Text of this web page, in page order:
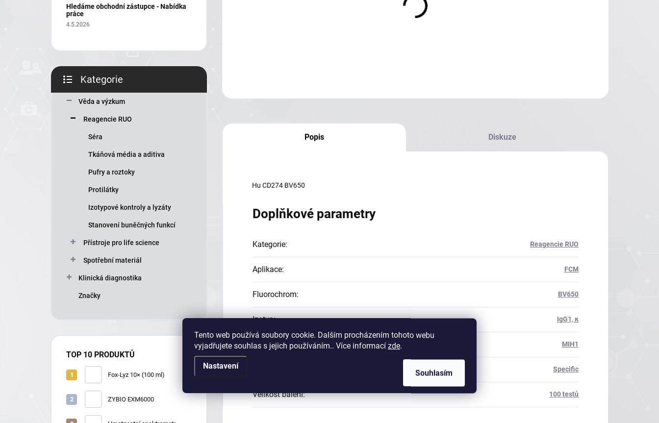
Tento web používá soubory cookie. Dalším procházením tohoto webu
vyjadřujete souhlas s jejich používáním.. Více informací zde.
Nastavení
Souhlasím
e
Hledáme obchodní zástupce - Nabídka
práce
4.5.2026
kategorie
Kategorie
Věda a výzkum
Reagencie RUO
Séra
Tkáňová média a aditiva
Pufry a roztoky
Protilátky
Izotypové kontroly a lyzáty
Stanovení buněčných funkcí
Přístroje pro life science
Spotřební materiál
Klinická diagnostika
Značky
TOP 10 PRODUKTŮ
Fox-Lyz 10× (100 ml)
ZYBIO EXM6000
Popis Diskuze
Hu CD274 BV650
Doplňkové parametry
Kategorie: Reagencie RUO
Aplikace: FCM
Fluorochrom: BV650
Izotyp: IgG1, κ
Klon : MIH1
Specific
Velikost balení: 100 testů